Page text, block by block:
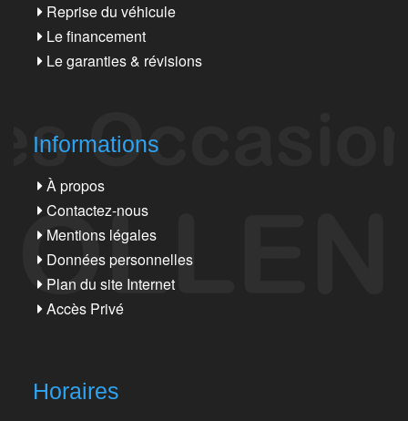
Reprise du véhicule
Le financement
Le garanties & révisions
Informations
À propos
Contactez-nous
Mentions légales
Données personnelles
Plan du site Internet
Accès Privé
Horaires